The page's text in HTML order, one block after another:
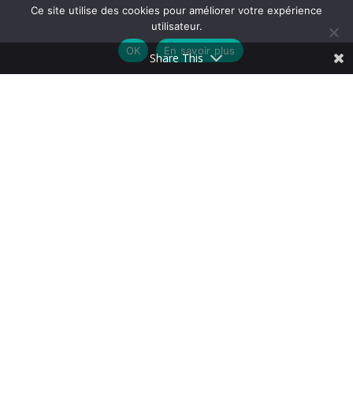
Share This
Ce site utilise des cookies pour améliorer votre expérience
utilisateur.
OK
En savoir plus